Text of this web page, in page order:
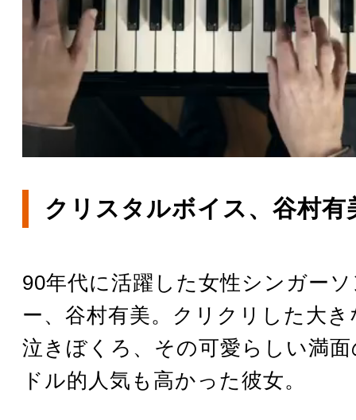
クリスタルボイス、谷村有
90年代に活躍した女性シンガー
ー、谷村有美。クリクリした大
泣きぼくろ、その可愛らしい満
ドル的人気も高かった彼女。